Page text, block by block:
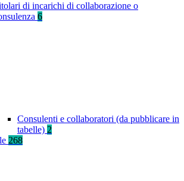
di incarichi di collaborazione o
6
Consulenti e collaboratori (da pubblicare in
tabelle) 2
268